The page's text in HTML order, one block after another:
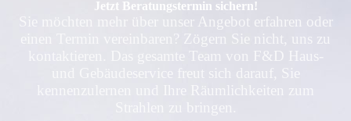
Jetzt Beratungs­­termin sichern!
Sie möchten mehr über unser Angebot erfahren oder
einen Termin vereinbaren? Zögern Sie nicht, uns zu
kontaktieren. Das gesamte Team von F&D Haus-
und Gebäude­service freut sich darauf, Sie
kennenzulernen und Ihre Räumlichkeiten zum